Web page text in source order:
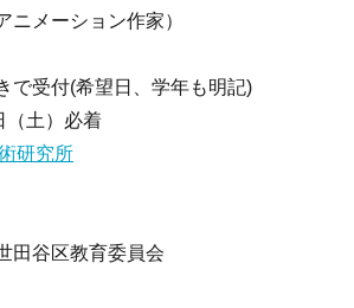
ニメーション作家）
で受付(希望日、学年も明記)
（土）必着
研究所
田谷区教育委員会